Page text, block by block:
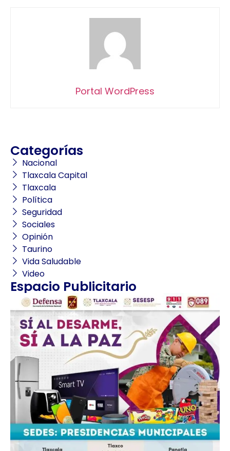
Portal WordPress
Categorías
Nacional
Tlaxcala Capital
Tlaxcala
Política
Seguridad
Sociales
Opinión
Taurino
Vida Saludable
Video
Espacio Publicitario